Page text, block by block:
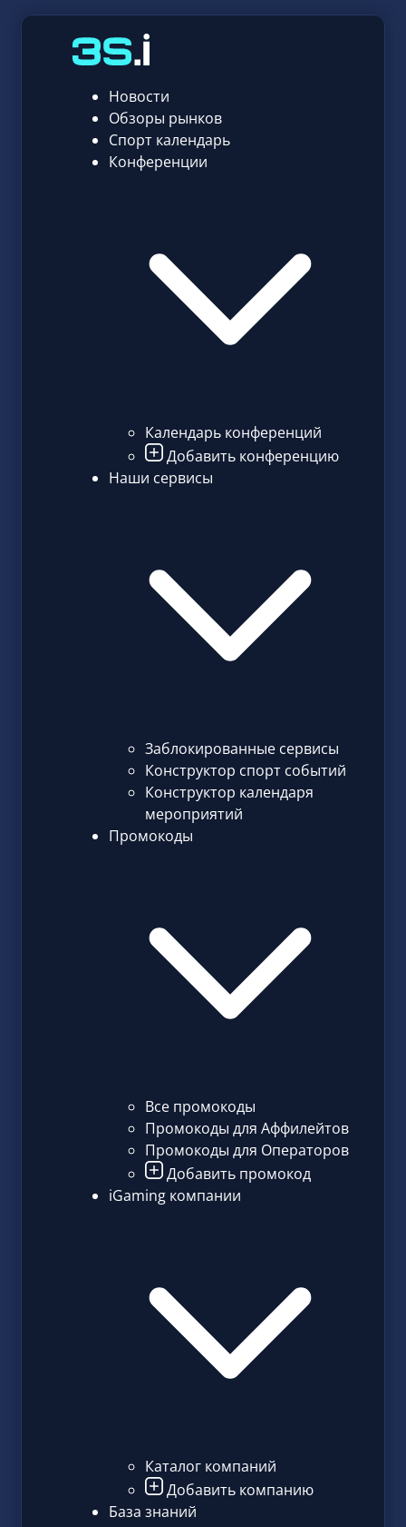
Новости
Обзоры рынков
Спорт календарь
Конференции
Календарь конференций
Добавить конференцию
Наши сервисы
Заблокированные сервисы
Конструктор спорт событий
Конструктор календаря
мероприятий
Промокоды
Все промокоды
Промокоды для Аффилейтов
Промокоды для Операторов
Добавить промокод
iGaming компании
Каталог компаний
Добавить компанию
База знаний